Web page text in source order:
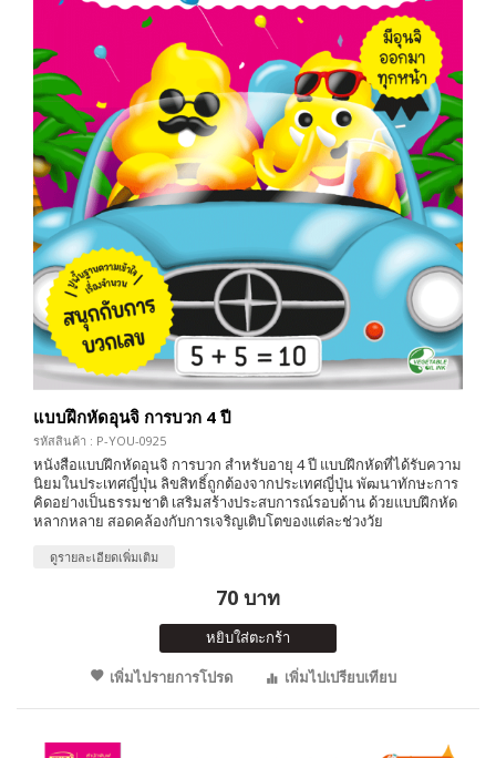
แบบฝึกหัดอุนจิ การบวก 4 ปี
รหัสสินค้า : P-YOU-0925
หนังสือแบบฝึกหัดอุนจิ การบวก สำหรับอายุ 4 ปี แบบฝึกหัดที่ได้รับความ
นิยมในประเทศญี่ปุ่น ลิขสิทธิ์ถูกต้องจากประเทศญี่ปุ่น พัฒนาทักษะการ
คิดอย่างเป็นธรรมชาติ เสริมสร้างประสบการณ์รอบด้าน ด้วยแบบฝึกหัด
หลากหลาย สอดคล้องกับการเจริญเติบโตของแต่ละช่วงวัย
ดูรายละเอียดเพิ่มเติม
70 บาท
หยิบใส่ตะกร้า
เพิ่มไปรายการโปรด
เพิ่มไปเปรียบเทียบ